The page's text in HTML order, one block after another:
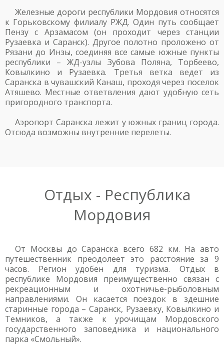
Железные дороги республики Мордовия относятся
к Горьковскому филиалу РЖД. Один путь сообщает
Пензу с Арзамасом (он проходит через станции
Рузаевка и Саранск). Другое полотно проложено от
Рязани до Инзы, соединяя все самые южные пункты
республики – ЖД-узлы Зубова Поляна, Торбеево,
Ковылкино и Рузаевка. Третья ветка ведет из
Саранска в чувашский Канаш, проходя через поселок
Атяшево. Местные ответвления дают удобную сеть
пригородного транспорта.
Аэропорт Саранска лежит у южных границ города.
Отсюда возможны внутренние перелеты.
Отдых - Республика
Мордовия
От Москвы до Саранска всего 682 км. На авто
путешественник преодолеет это расстояние за 9
часов. Регион удобен для туризма. Отдых в
республике Мордовия преимущественно связан с
рекреационным и охотничье-рыболовным
направлениями. Он касается поездок в здешние
старинные города – Саранск, Рузаевку, Ковылкино и
Темников, а также к урочищам Мордовского
государственного заповедника и национального
парка «Смольный».